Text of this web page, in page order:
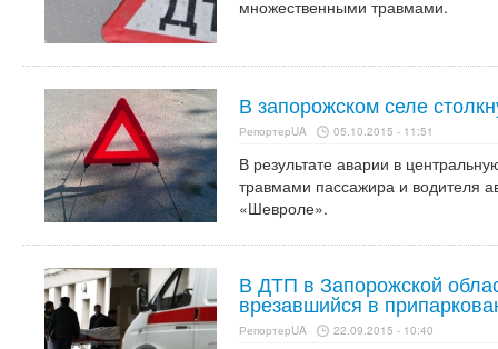
множественными травмами.
В запорожском селе
РепортерUA 05.10.2015 - 11:51
В результате аварии в
травмами пассажира и водителя
«Шевроле».
В ДТП в Запорожской
врезавшийся в
РепортерUA 22.09.2015 - 10:40